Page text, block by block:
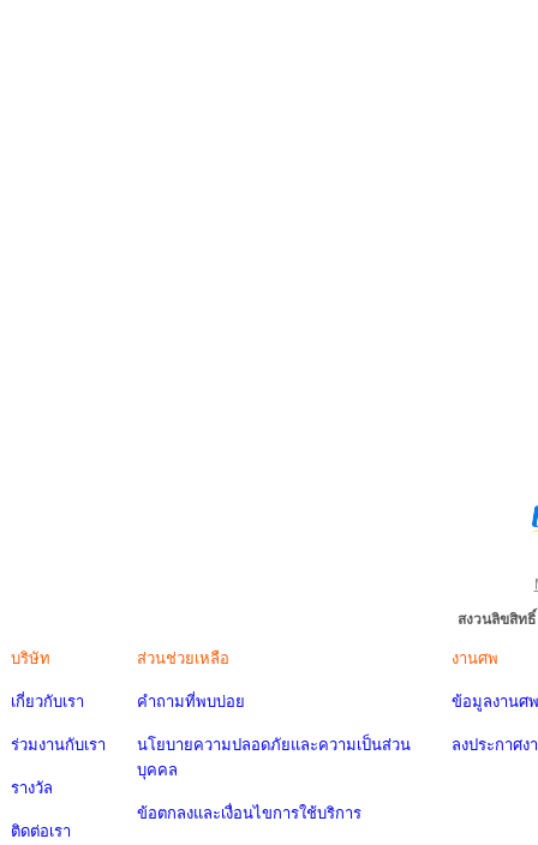
สงวนลิขสิท
บริษัท
เกี่ยวกับเรา
ร่วมงานกับเรา
รางวัล
ติดต่อเรา
ส่วนช่วยเหลือ
คำถามที่พบบ่อย
นโยบายความปลอดภัยและความเป็นส่วน
บุคคล
ข้อตกลงและเงื่อนไขการใช้บริการ
งานศพ
ข้อมูลงานศพ
ลงประกาศง